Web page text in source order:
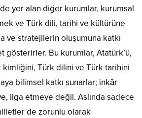
yer alan diğer kurumlar, kurumsal
ve Türk dili, tarihi ve kültürüne
ve stratejilerin oluşumuna katkı
gösterirler. Bu kurumlar, Atatürk’ü,
kimliğini, Türk dilini ve Türk tarihini
bilimsel katkı sunarlar; inkâr
ilga etmeye değil. Aslında sadece
de zorunlu olarak